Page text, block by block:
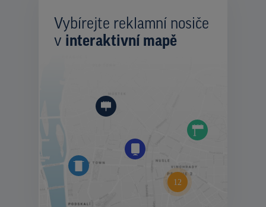
Vybírejte reklamní nosiče
v interaktivní mapě